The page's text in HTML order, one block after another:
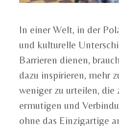
In einer Welt, in der
und kulturelle
Barrieren dienen,
dazu inspirieren, mehr
weniger zu urteilen, die
ermutigen und
ohne das Einzigartige